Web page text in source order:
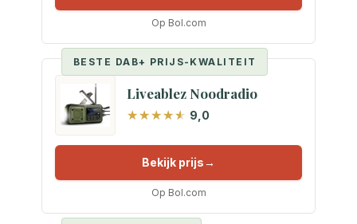
Op Bol.com
BESTE DAB+ PRIJS-KWALITEIT
Liveablez Noodradio
9,0
Bekijk prijs
Op Bol.com